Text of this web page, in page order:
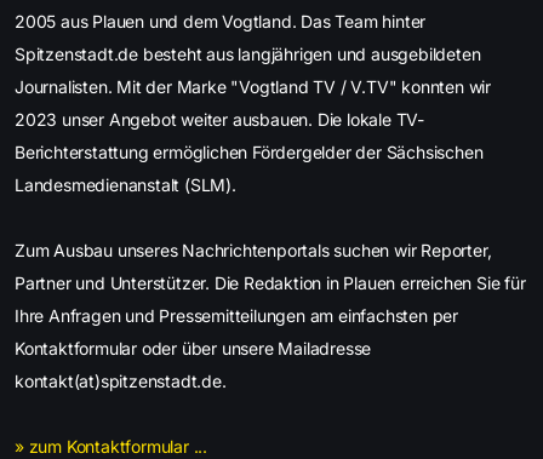
2005 aus Plauen und dem Vogtland. Das Team hinter
Spitzenstadt.de besteht aus langjährigen und ausgebildeten
Journalisten. Mit der Marke "Vogtland TV / V.TV" konnten wir
2023 unser Angebot weiter ausbauen. Die lokale TV-
Berichterstattung ermöglichen Fördergelder der Sächsischen
Landesmedienanstalt (SLM).
Zum Ausbau unseres Nachrichtenportals suchen wir Reporter,
Partner und Unterstützer. Die Redaktion in Plauen erreichen Sie für
Ihre Anfragen und Pressemitteilungen am einfachsten per
Kontaktformular oder über unsere Mailadresse
kontakt(at)spitzenstadt.de.
» zum Kontaktformular ...